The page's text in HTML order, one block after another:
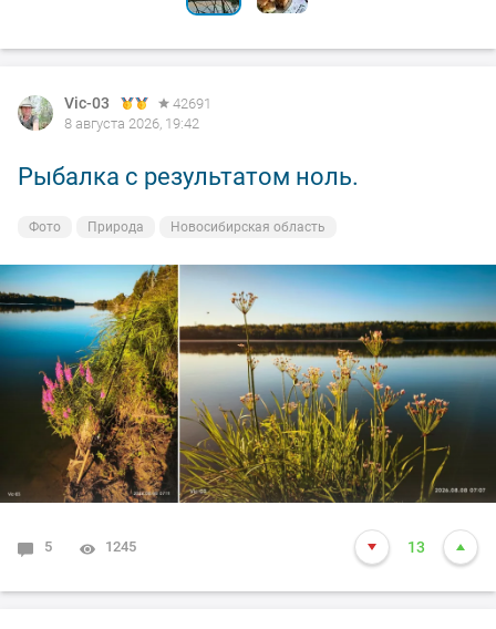
Vic-03
42691
8 августа 2026, 19:42
Рыбалка с результатом ноль.
Фото Природа Новосибирская область
5 1245 13